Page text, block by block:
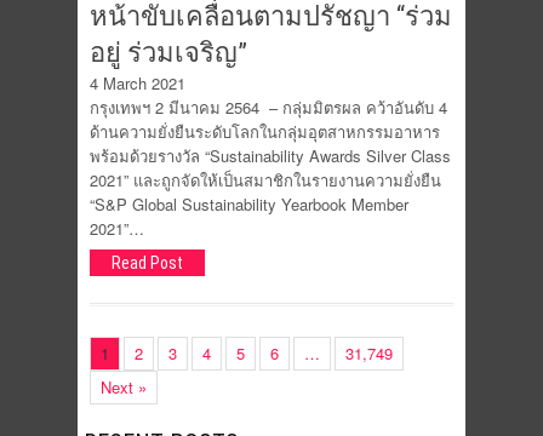
หน้าขับเคลื่อนตามปรัชญา “ร่วม
อยู่ ร่วมเจริญ”
4 March 2021
กรุงเทพฯ 2 มีนาคม 2564 – กลุ่มมิตรผล คว้าอันดับ 4
ด้านความยั่งยืนระดับโลกในกลุ่มอุตสาหกรรมอาหาร
พร้อมด้วยรางวัล “Sustainability Awards Silver Class
2021” และถูกจัดให้เป็นสมาชิกในรายงานความยั่งยืน
“S&P Global Sustainability Yearbook Member
2021”…
Read Post
1 2 3 4 5 6 …
31,749
Next »